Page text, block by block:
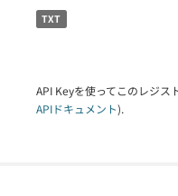
TXT
API Keyを使ってこのレジス
APIドキュメント).